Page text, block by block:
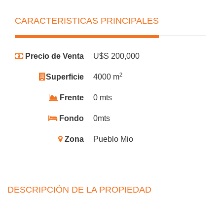
CARACTERISTICAS PRINCIPALES
Precio de Venta U$S 200,000
Superficie 4000 m2
Frente 0 mts
Fondo 0mts
Zona Pueblo Mio
DESCRIPCIÓN DE LA PROPIEDAD